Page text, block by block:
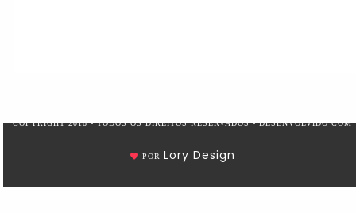
COPYRIGHT 2018 - TODOS OS DIREITOS RESERVADOS - DESENVOLVIDO COM
POR Lory Design